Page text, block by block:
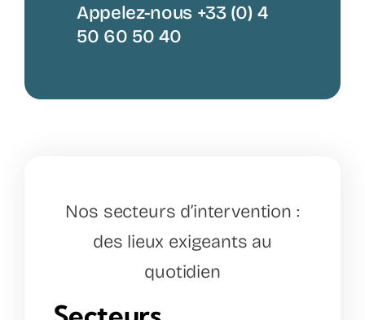
Appelez-nous +33 (0) 4
50 60 50 40
Nos secteurs d’intervention :
des lieux exigeants au
quotidien